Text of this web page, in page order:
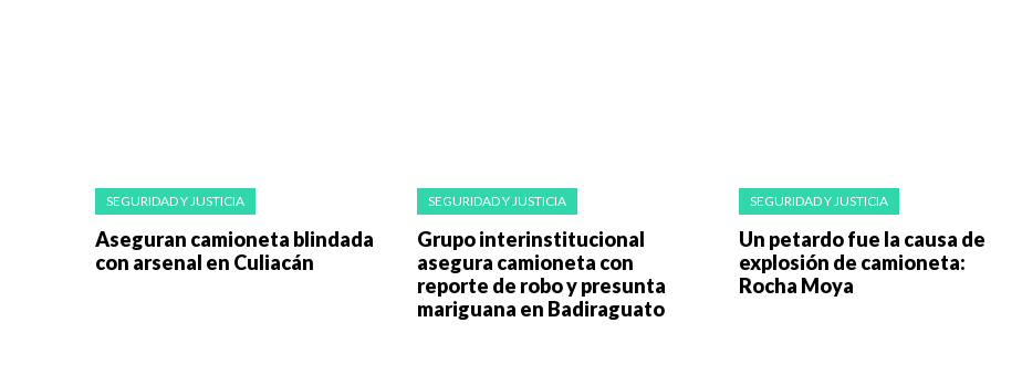
SEGURIDAD Y JUSTICIA
Aseguran camioneta blindada
con arsenal en Culiacán
SEGURIDAD Y JUSTICIA
Grupo interinstitucional
asegura camioneta con
reporte de robo y presunta
mariguana en Badiraguato
SEGURIDAD Y JUSTICIA
Un petardo fue la causa de
explosión de camioneta:
Rocha Moya